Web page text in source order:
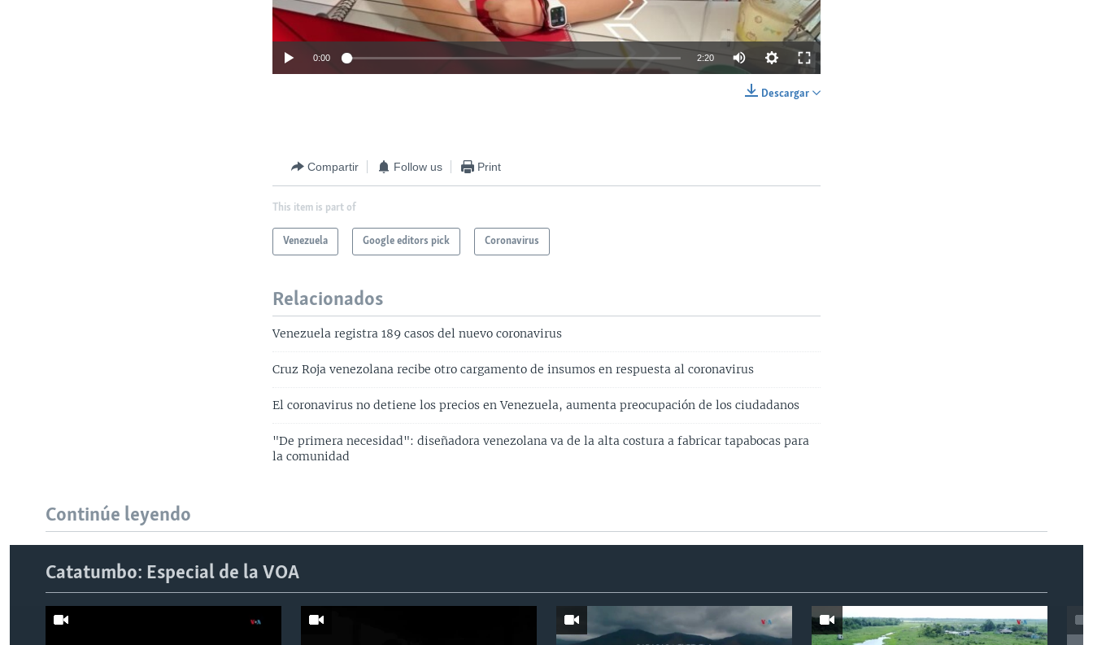
0:00 2:20
Descargar
Compartir Follow us Print
This item is part of
Venezuela Google editors pick Coronavirus
Relacionados
Venezuela registra 189 casos del nuevo coronavirus
Cruz Roja venezolana recibe otro cargamento de insumos en respuesta al coronavirus
El coronavirus no detiene los precios en Venezuela, aumenta preocupación de los ciudadanos
"De primera necesidad": diseñadora venezolana va de la alta costura a fabricar tapabocas para
la comunidad
Continúe leyendo
Catatumbo: Especial de la VOA